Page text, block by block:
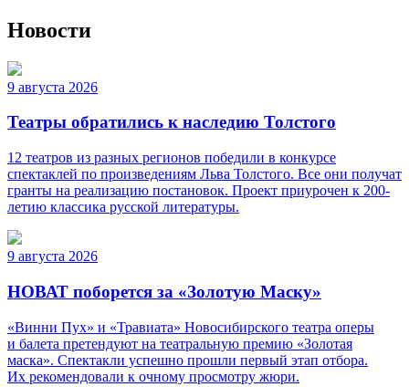
Новости
9 августа 2026
Театры обратились к наследию Толстого
12 театров из разных регионов победили в конкурсе
спектаклей по произведениям Льва Толстого. Все они получат
гранты на реализацию постановок. Проект приурочен к 200-
летию классика русской литературы.
9 августа 2026
НОВАТ поборется за «Золотую Маску»
«Винни Пух» и «Травиата» Новосибирского театра оперы
и балета претендуют на театральную премию «Золотая
маска». Спектакли успешно прошли первый этап отбора.
Их рекомендовали к очному просмотру жюри.